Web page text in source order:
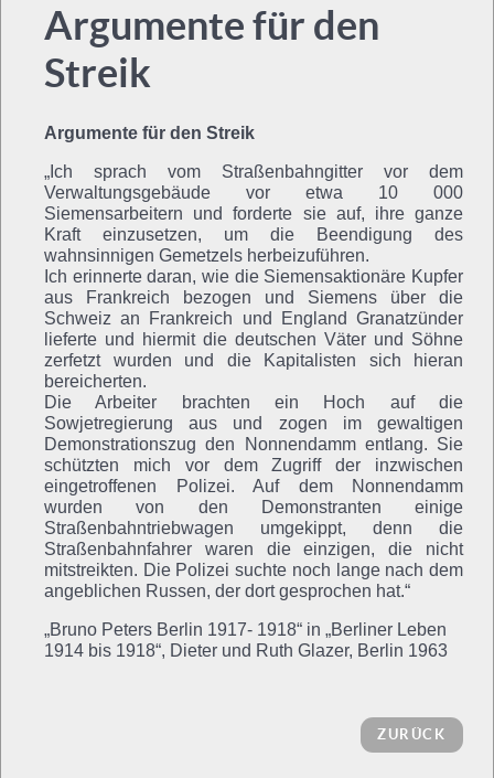
Argumente für den
Streik
Argumente für den Streik
„Ich sprach vom Straßenbahngitter vor dem
Verwaltungsgebäude vor etwa 10 000
Siemensarbeitern und forderte sie auf, ihre ganze
Kraft einzusetzen, um die Beendigung des
wahnsinnigen Gemetzels herbeizuführen.
Ich erinnerte daran, wie die Siemensaktionäre Kupfer
aus Frankreich bezogen und Siemens über die
Schweiz an Frankreich und England Granatzünder
lieferte und hiermit die deutschen Väter und Söhne
zerfetzt wurden und die Kapitalisten sich hieran
bereicherten.
Die Arbeiter brachten ein Hoch auf die
Sowjetregierung aus und zogen im gewaltigen
Demonstrationszug den Nonnendamm entlang. Sie
schützten mich vor dem Zugriff der inzwischen
eingetroffenen Polizei. Auf dem Nonnendamm
wurden von den Demonstranten einige
Straßenbahntriebwagen umgekippt, denn die
Straßenbahnfahrer waren die einzigen, die nicht
mitstreikten. Die Polizei suchte noch lange nach dem
angeblichen Russen, der dort gesprochen hat.“
„Bruno Peters Berlin 1917- 1918“ in „Berliner Leben
1914 bis 1918“, Dieter und Ruth Glazer, Berlin 1963
ZURÜCK